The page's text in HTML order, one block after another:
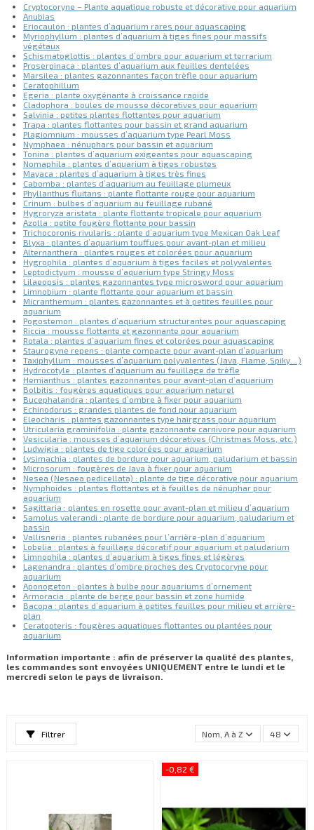
Cryptocoryne – Plante aquatique robuste et décorative pour aquarium
Anubias
Eriocaulon : plantes d’aquarium rares pour aquascaping
Myriophyllum : plantes d’aquarium à tiges fines pour massifs
végétaux
Schismatoglottis : plantes d’ombre pour aquarium et terrarium
Proserpinaca : plantes d’aquarium aux feuilles dentelées
Marsilea : plantes gazonnantes façon trèfle pour aquarium
Ceratophillum
Egeria : plante oxygénante à croissance rapide
Cladophora : boules de mousse décoratives pour aquarium
Salvinia : petites plantes flottantes pour aquarium
Trapa : plantes flottantes pour bassin et grand aquarium
Plagiomnium : mousses d’aquarium type Pearl Moss
Nymphaea : nénuphars pour bassin et aquarium
Tonina : plantes d’aquarium exigeantes pour aquascaping
Nomaphila : plantes d’aquarium à tiges robustes
Mayaca : plantes d’aquarium à tiges très fines
Cabomba : plantes d’aquarium au feuillage plumeux
Phyllanthus fluitans : plante flottante rouge pour aquarium
Crinum : bulbes d’aquarium au feuillage rubané
Hygroryza aristata : plante flottante tropicale pour aquarium
Azolla : petite fougère flottante pour bassin
Trichocoronis rivularis : plante d’aquarium type Mexican Oak Leaf
Blyxa : plantes d’aquarium touffues pour avant-plan et milieu
Alternanthera : plantes rouges et colorées pour aquarium
Hygrophila : plantes d’aquarium à tiges faciles et polyvalentes
Leptodictyum : mousse d’aquarium type Stringy Moss
Lilaeopsis : plantes gazonnantes type microsword pour aquarium
Limnobium : plante flottante pour aquarium et bassin
Micranthemum : plantes gazonnantes et à petites feuilles pour
aquarium
Pogostemon : plantes d’aquarium structurantes pour aquascaping
Riccia : mousse flottante et gazonnante pour aquarium
Rotala : plantes d’aquarium fines et colorées pour aquascaping
Staurogyne repens : plante compacte pour avant-plan d’aquarium
Taxiphyllum : mousses d’aquarium polyvalentes (Java, Flame, Spiky…)
Hydrocotyle : plantes d’aquarium au feuillage de trèfle
Hemianthus : plantes gazonnantes pour avant-plan d’aquarium
Bolbitis : fougères aquatiques pour aquarium naturel
Bucephalandra : plantes d’ombre à fixer pour aquarium
Echinodorus : grandes plantes de fond pour aquarium
Eleocharis : plantes gazonnantes type hairgrass pour aquarium
Utricularia graminifolia : plante gazonnante carnivore pour aquarium
Vesicularia : mousses d’aquarium décoratives (Christmas Moss, etc.)
Ludwigia : plantes de tige colorées pour aquarium
Lysimachia : plantes de bordure pour aquarium, paludarium et bassin
Microsorum : fougères de Java à fixer pour aquarium
Nesea (Nesaea pedicellata) : plante de tige décorative pour aquarium
Nymphoides : plantes flottantes et à feuilles de nénuphar pour
aquarium
Sagittaria : plantes en rosette pour avant-plan et milieu d’aquarium
Samolus valerandi : plante de bordure pour aquarium, paludarium et
bassin
Vallisneria : plantes rubanées pour l’arrière-plan d’aquarium
Lobelia : plantes à feuillage décoratif pour aquarium et paludarium
Limnophila : plantes d’aquarium à tiges fines et légères
Lagenandra : plantes d’ombre proches des Cryptocoryne pour
aquarium
Aponogeton : plantes à bulbe pour aquariums d’ornement
Armoracia : plante de berge pour bassin et zone humide
Bacopa : plantes d’aquarium à petites feuilles pour milieu et arrière-
plan
Ceratopteris : fougères aquatiques flottantes ou plantées pour
aquarium
Information importante : afin de préserver la qualité des plantes,
les commandes sont envoyées UNIQUEMENT entre le lundi et le
mercredi selon le pays de livraison.
Filtrer Nom, A à Z 48
-0,82 €